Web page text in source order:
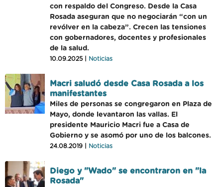
con respaldo del Congreso. Desde la Casa
Rosada aseguran que no negociarán “con un
revólver en la cabeza”. Crecen las tensiones
con gobernadores, docentes y profesionales
de la salud.
10.09.2025 | Noticias
Macri saludó desde Casa Rosada a los
manifestantes
Miles de personas se congregaron en Plaza de
Mayo, donde levantaron las vallas. El
presidente Mauricio Macri fue a Casa de
Gobierno y se asomó por uno de los balcones.
24.08.2019 | Noticias
Diego y "Wado" se encontraron en "la
Rosada"